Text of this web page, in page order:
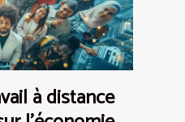
à distance